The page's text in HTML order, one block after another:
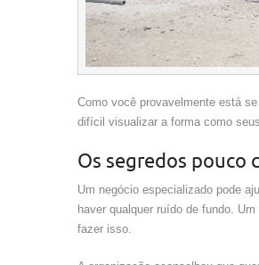
Como você provavelmente está
difícil visualizar a forma como
Os segredos pouco
Um negócio especializado pode
haver qualquer ruído de fundo.
fazer isso.